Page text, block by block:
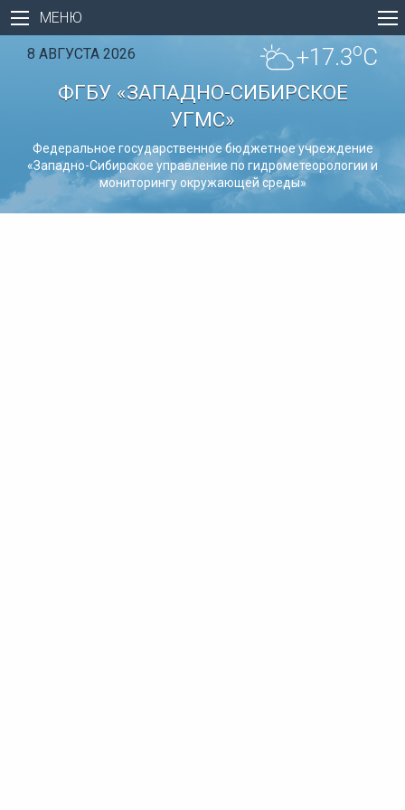
МЕНЮ
8 АВГУСТА 2026 +17.3oC
ФГБУ «ЗАПАДНО-СИБИРСКОЕ
УГМС»
Федеральное государственное бюджетное учреждение
«Западно-Сибирское управление по гидрометеорологии и
мониторингу окружающей среды»